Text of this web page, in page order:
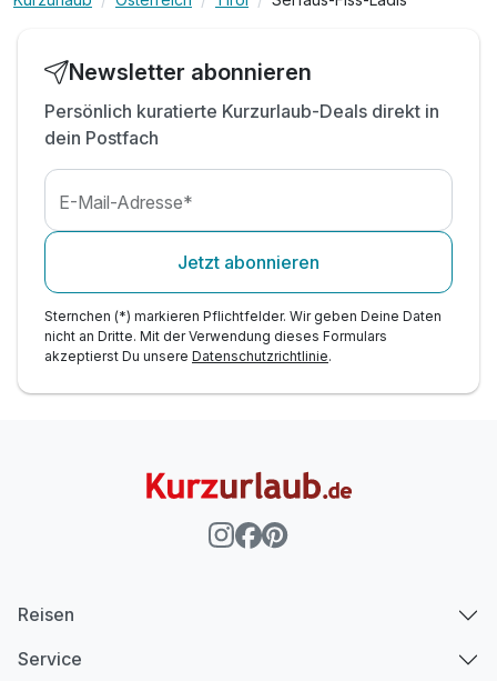
inkl. Vitamin-Lounge mit frischen Früchten & Tees
inkl. Badetasche mit Bademantel und Badetücher
Nur 5-Gehminuten zur Seilbahnstation!
Newsletter abonnieren
Persönlich kuratierte Kurzurlaub-Deals direkt in
dein Postfach
E-Mail-Adresse*
Jetzt abonnieren
Sternchen (*) markieren Pflichtfelder. Wir geben Deine Daten
nicht an Dritte. Mit der Verwendung dieses Formulars
akzeptierst Du unsere Datenschutzrichtlinie.
Reisen
Service